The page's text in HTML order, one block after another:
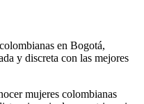
en Bogotá,
y discreta con las mejores
mujeres colombianas